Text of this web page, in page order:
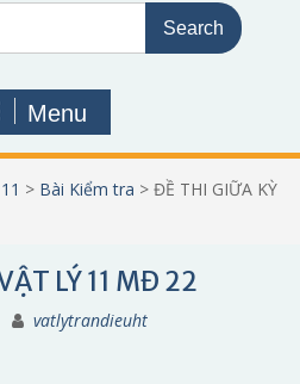
Menu
> Bài Kiểm tra > ĐỀ THI GIỮA KỲ
LÝ 11 MĐ 22
vatlytrandieuht